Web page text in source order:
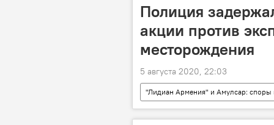
Полиция
акции против
месторождения
5 августа 2020, 22:03
"Лидиан Армения" и Амулсар: споры
Армения
полиция